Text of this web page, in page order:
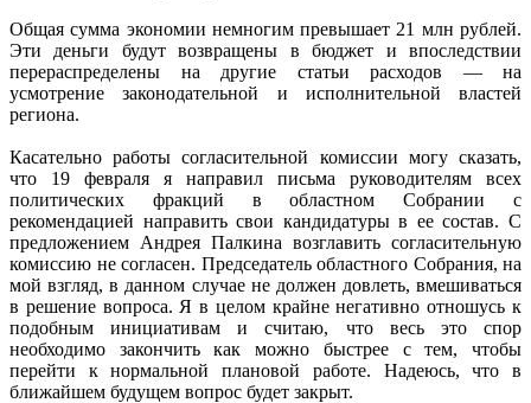
Общая сумма экономии немногим превышает 21 млн рублей.
Эти деньги будут возвращены в бюджет и впоследствии
перераспределены на другие статьи расходов — на
усмотрение законодательной и исполнительной властей
региона.
Касательно работы согласительной комиссии могу сказать,
что 19 февраля я направил письма руководителям всех
политических фракций в областном Собрании с
рекомендацией направить свои кандидатуры в ее состав. С
предложением Андрея Палкина возглавить согласительную
комиссию не согласен. Председатель областного Собрания, на
мой взгляд, в данном случае не должен довлеть, вмешиваться
в решение вопроса. Я в целом крайне негативно отношусь к
подобным инициативам и считаю, что весь это спор
необходимо закончить как можно быстрее с тем, чтобы
перейти к нормальной плановой работе. Надеюсь, что в
ближайшем будущем вопрос будет закрыт.